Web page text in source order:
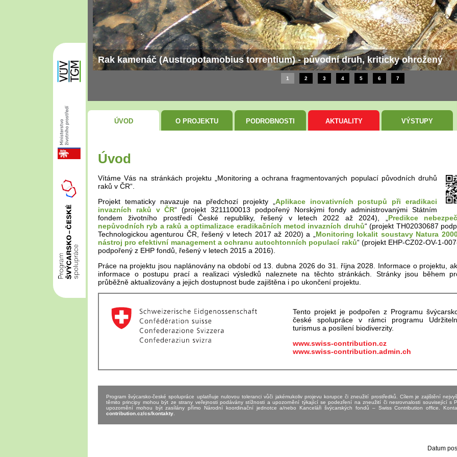
Rak kamenáč (Austropotamobius torrentium) - původní druh, kriticky ohrožený
1 2 3 4 5 6 7
ÚVOD O PROJEKTU PODROBNOSTI AKTUALITY VÝSTUPY
Úvod
Vítáme Vás na stránkách projektu „Monitoring a ochrana fragmentovaných populací původních druhů
raků v ČR“.
Projekt tematicky navazuje na předchozí projekty „ Aplikace inovativních postupů při eradikaci
invazních raků v ČR“ (projekt 3211100013 podpořený Norskými fondy administrovanými Státním
fondem životního prostředí České republiky, řešený v letech 2022 až 2024), „ Predikce
nepůvodních ryb a raků a optimalizace eradikačních metod invazních druhů“ (projekt TH02030687
Technologickou agenturou ČR, řešený v letech 2017 až 2020) a „ Monitoring lokalit soustavy Natura
nástroj pro efektivní management a ochranu autochtonních populací raků“ (projekt EHP-CZ02-OV-1-
podpořený z EHP fondů, řešený v letech 2015 a 2016).
Práce na projektu jsou naplánovány na období od 13. dubna 2026 do 31. října 2028. Informace o projektu,
informace o postupu prací a realizaci výsledků naleznete na těchto stránkách. Stránky jsou během
průběžně aktualizovány a jejich dostupnost bude zajištěna i po ukončení projektu.
Tento projekt je podpořen z Programu
české spolupráce v rámci programu
turismus a posílení biodiverzity.
www.swiss-contribution.cz
www.swiss-contribution.admin.ch
Program švýcarsko-české spolupráce uplatňuje nulovou toleranci vůči jakémukoliv projevu korupce či zneužití prostředků. Cílem je zajištění
těmito principy mohou být ze strany veřejnosti podávány stížnosti a upozornění týkající se podezření na zneužití či nesrovnalosti související s
upozornění mohou být zasílány přímo Národní koordinační jednotce a/nebo Kanceláři švýcarských fondů – Swiss Contribution office.
contribution.cz/cs/kontakty
Datum